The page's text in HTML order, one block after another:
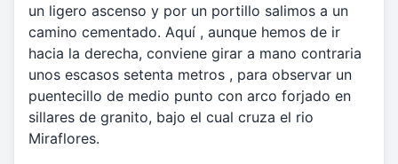
un ligero ascenso y por un portillo salimos a un
camino cementado. Aquí , aunque hemos de ir
hacia la derecha, conviene girar a mano contraria
unos escasos setenta metros , para observar un
puentecillo de medio punto con arco forjado en
sillares de granito, bajo el cual cruza el rio
Miraflores.